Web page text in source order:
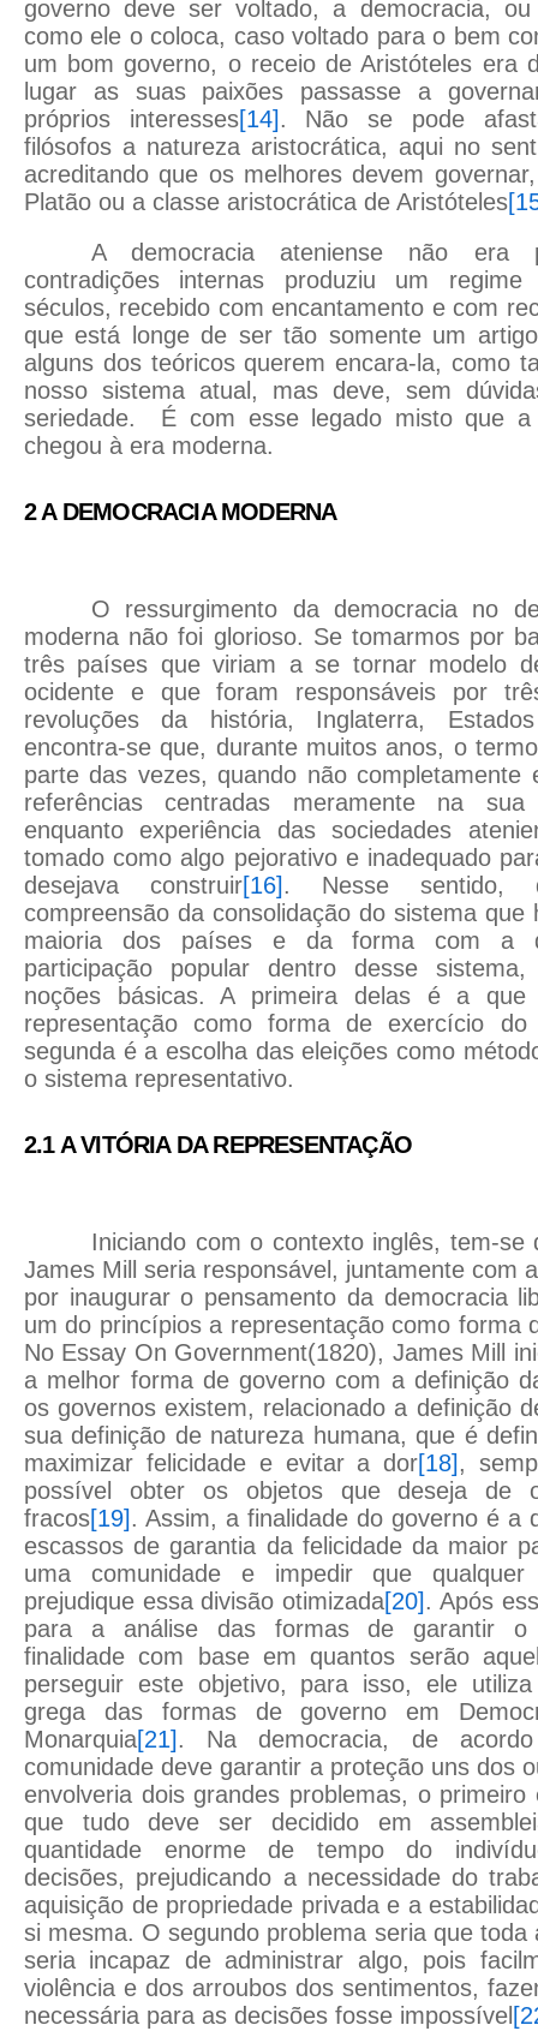
governo deve ser voltado, a democracia,
como ele o coloca, caso voltado para o bem
um bom governo, o receio de Aristóteles era
lugar as suas paixões passasse a
próprios interesses[14]. Não se pode
filósofos a natureza aristocrática, aqui no
acreditando que os melhores devem
Platão ou a classe aristocrática de Aristóteles
A democracia ateniense não era
contradições internas produziu um
séculos, recebido com encantamento e com
que está longe de ser tão somente um
alguns dos teóricos querem encara-la, como
nosso sistema atual, mas deve, sem
seriedade. É com esse legado misto que a
chegou à era moderna.
2 A DEMOCRACIA MODERNA
O ressurgimento da democracia no
moderna não foi glorioso. Se tomarmos por
três países que viriam a se tornar modelo
ocidente e que foram responsáveis por
revoluções da história, Inglaterra,
encontra-se que, durante muitos anos, o
parte das vezes, quando não completamente
referências centradas meramente na sua
enquanto experiência das sociedades
tomado como algo pejorativo e inadequado
desejava construir[16]. Nesse sentido,
compreensão da consolidação do sistema que
maioria dos países e da forma com a
participação popular dentro desse
noções básicas. A primeira delas é a
representação como forma de exercício
segunda é a escolha das eleições como
o sistema representativo.
2.1 A VITÓRIA DA REPRESENTAÇÃO
Iniciando com o contexto inglês, tem-se
James Mill seria responsável, juntamente com
por inaugurar o pensamento da democracia
um do princípios a representação como forma
No Essay On Government(1820), James Mill
a melhor forma de governo com a definição
os governos existem, relacionado a definição
sua definição de natureza humana, que é
maximizar felicidade e evitar a dor[18] ,
possível obter os objetos que deseja de
fracos[19]. Assim, a finalidade do governo é a
escassos de garantia da felicidade da maior
uma comunidade e impedir que
prejudique essa divisão otimizada[20]. Após
para a análise das formas de garantir o
finalidade com base em quantos serão
perseguir este objetivo, para isso, ele
grega das formas de governo em
Monarquia[21]. Na democracia, de
comunidade deve garantir a proteção uns dos
envolveria dois grandes problemas, o
que tudo deve ser decidido em
quantidade enorme de tempo do
decisões, prejudicando a necessidade do
aquisição de propriedade privada e a
si mesma. O segundo problema seria que toda
seria incapaz de administrar algo, pois
violência e dos arroubos dos sentimentos,
necessária para as decisões fosse impossível